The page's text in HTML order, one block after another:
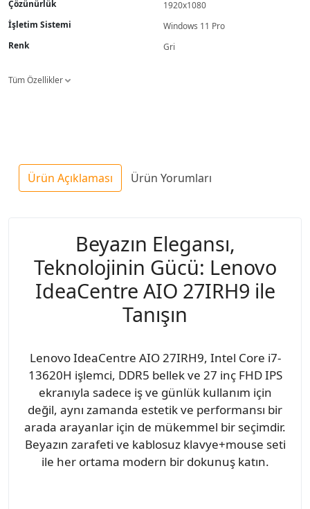
Çözünürlük
1920x1080
İşletim Sistemi
Windows 11 Pro
Renk
Gri
Tüm Özellikler
Ürün Açıklaması Ürün Yorumları
Beyazın Elegansı,
Teknolojinin Gücü: Lenovo
IdeaCentre AIO 27IRH9 ile
Tanışın
Lenovo IdeaCentre AIO 27IRH9, Intel Core i7-
13620H işlemci, DDR5 bellek ve 27 inç FHD IPS
ekranıyla sadece iş ve günlük kullanım için
değil, aynı zamanda estetik ve performansı bir
arada arayanlar için de mükemmel bir seçimdir.
Beyazın zarafeti ve kablosuz klavye+mouse seti
ile her ortama modern bir dokunuş katın.